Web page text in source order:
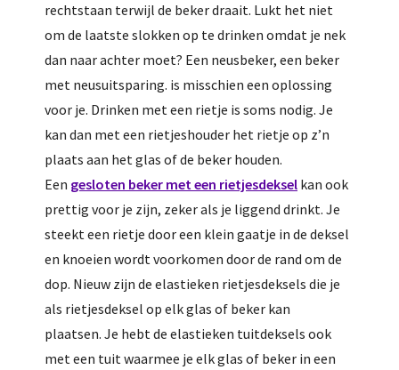
rechtstaan terwijl de beker draait. Lukt het niet
om de laatste slokken op te drinken omdat je nek
dan naar achter moet? Een neusbeker, een beker
met neusuitsparing. is misschien een oplossing
voor je. Drinken met een rietje is soms nodig. Je
kan dan met een rietjeshouder het rietje op z’n
plaats aan het glas of de beker houden.
Een gesloten beker met een rietjesdeksel kan ook
prettig voor je zijn, zeker als je liggend drinkt. Je
steekt een rietje door een klein gaatje in de deksel
en knoeien wordt voorkomen door de rand om de
dop. Nieuw zijn de elastieken rietjesdeksels die je
als rietjesdeksel op elk glas of beker kan
plaatsen. Je hebt de elastieken tuitdeksels ook
met een tuit waarmee je elk glas of beker in een